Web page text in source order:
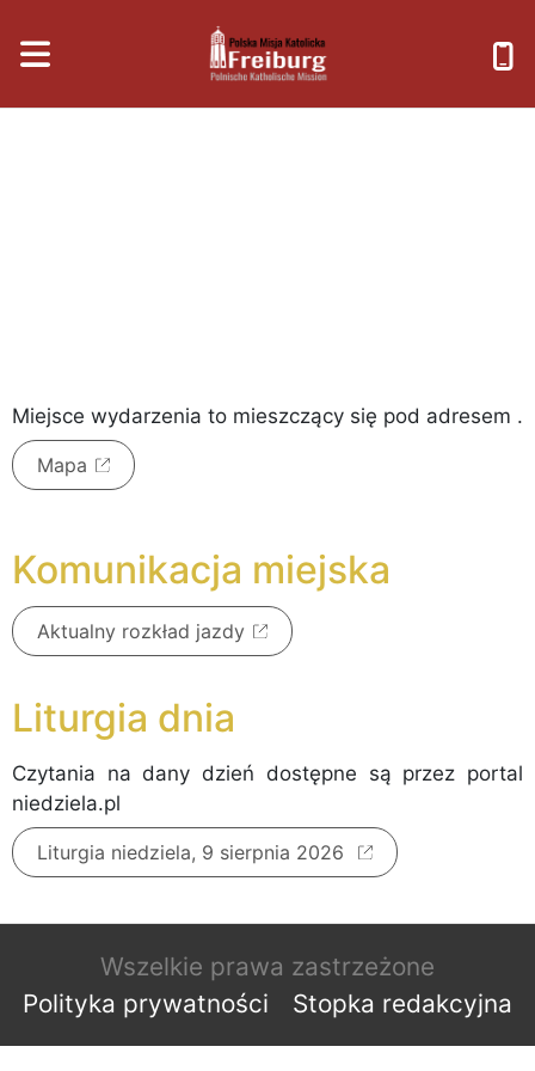
Miejsce wydarzenia to mieszczący się pod adresem .
Mapa
Komunikacja miejska
Aktualny rozkład jazdy
Liturgia dnia
Czytania na dany dzień dostępne są przez portal
niedziela.pl
Liturgia niedziela, 9 sierpnia 2026
Wszelkie prawa zastrzeżone
Polityka prywatności
Stopka redakcyjna